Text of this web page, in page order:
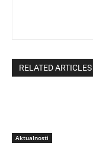
RELATED ARTICLES
Aktualnosti